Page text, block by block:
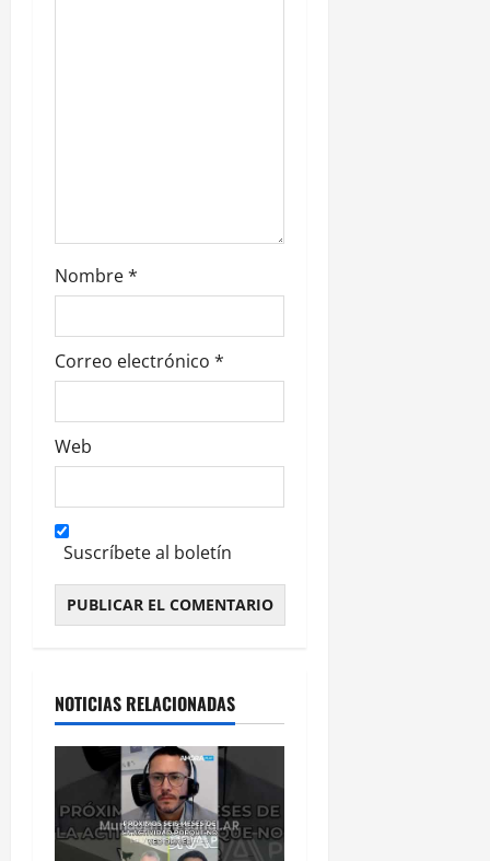
d
a
s
Nombre*
Correo electrónico *
Web
Suscríbete al boletín
NOTICIAS RELACIONADAS